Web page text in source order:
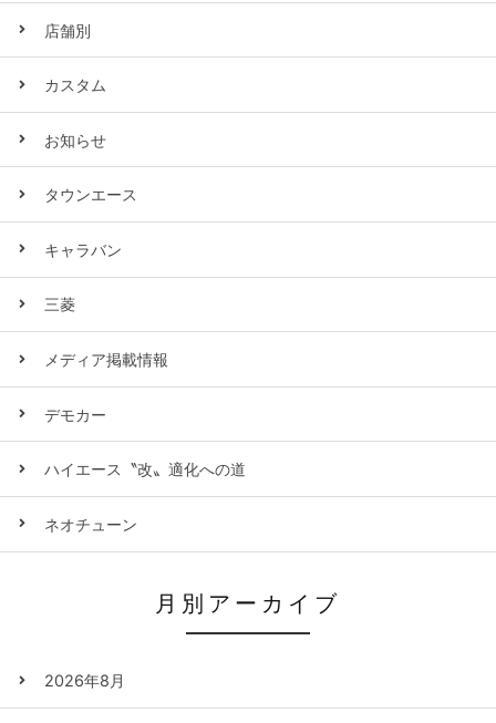
店舗別
カスタム
お知らせ
タウンエース
キャラバン
三菱
メディア掲載情報
デモカー
ハイエース〝改〟適化への道
ネオチューン
月別アーカイブ
2026年8月